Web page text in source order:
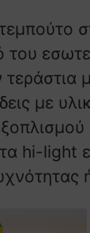
με
hi-light